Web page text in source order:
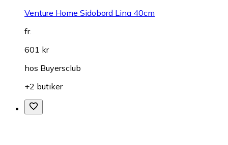
Venture Home Sidobord Lina 40cm
fr.
601 kr
hos Buyersclub
+2 butiker